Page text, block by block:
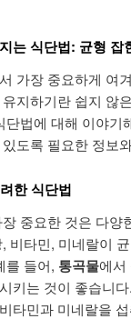
는 식단법: 균형
가장 중요하게 여
지하기란 쉽지 않
단법에 대해 이야
도록 필요한 정보
한 식단법
중요한 것은 다
비타민, 미네랄이
를 들어, 통곡물에서
키는 것이 좋습니
타민과 미네랄을